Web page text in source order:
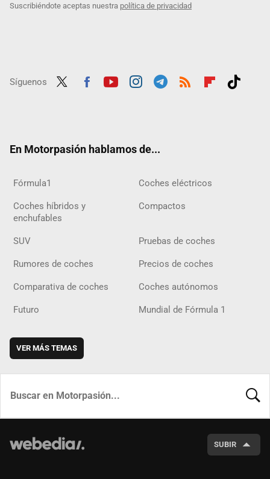
Suscribiéndote aceptas nuestra política de privacidad
Síguenos
En Motorpasión hablamos de...
Fórmula1 Coches eléctricos
Coches híbridos y
enchufables
Compactos
SUV Pruebas de coches
Rumores de coches Precios de coches
Comparativa de coches Coches autónomos
Futuro Mundial de Fórmula 1
VER MÁS TEMAS
SUBIR